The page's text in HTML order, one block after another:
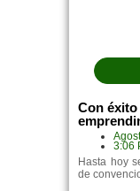
Con
3:06
Hasta hoy
de